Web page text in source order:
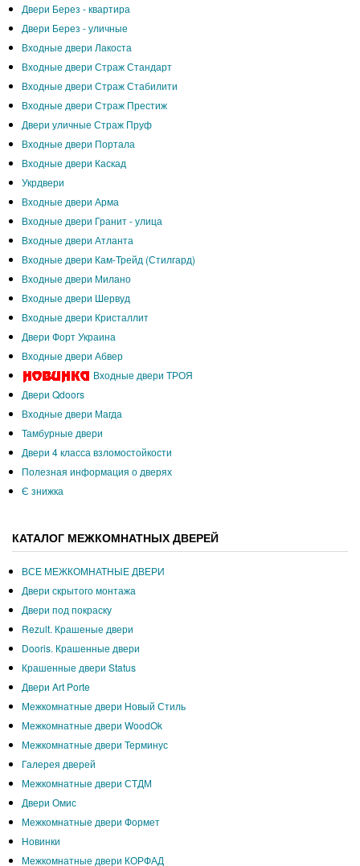
Двери Берез - квартира
Двери Берез - уличные
Входные двери Лакоста
Входные двери Страж Стандарт
Входные двери Страж Стабилити
Входные двери Страж Престиж
Двери уличные Страж Пруф
Входные двери Портала
Входные двери Каскад
Укрдвери
Входные двери Арма
Входные двери Гранит - улица
Входные двери Атланта
Входные двери Кам-Трейд (Стилгард)
Входные двери Милано
Входные двери Шервуд
Входные двери Кристаллит
Двери Форт Украина
Входные двери Абвер
Входные двери ТРОЯ
Двери Qdoors
Входные двери Магда
Тамбурные двери
Двери 4 класса взломостойкости
Полезная информация о дверях
Є знижка
КАТАЛОГ МЕЖКОМНАТНЫХ ДВЕРЕЙ
ВСЕ МЕЖКОМНАТНЫЕ ДВЕРИ
Двери скрытого монтажа
Двери под покраску
Rezult. Крашеные двери
Dooris. Крашенные двери
Крашенные двери Status
Двери Art Porte
Межкомнатные двери Новый Стиль
Межкомнатные двери WoodOk
Межкомнатные двери Терминус
Галерея дверей
Межкомнатные двери СТДМ
Двери Омис
Межкомнатные двери Формет
Новинки
Межкомнатные двери КОРФАД